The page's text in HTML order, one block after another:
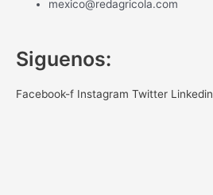
mexico@redagricola.com
Siguenos:
Facebook-f Instagram Twitter Linkedin